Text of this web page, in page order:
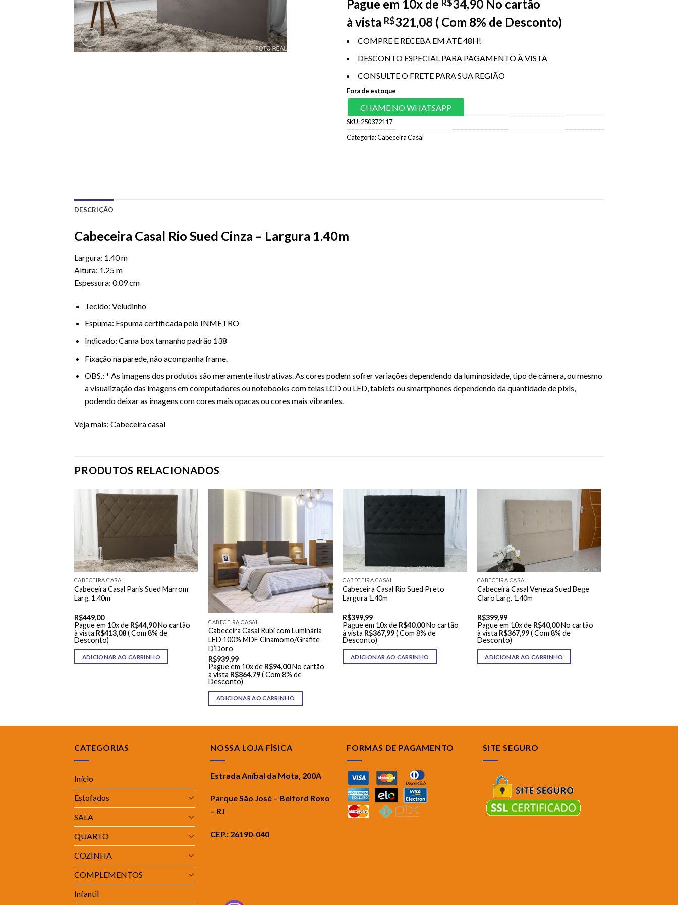
Pague em 10x de R$34,90 No cartão
à vista R$321,08 ( Com 8% de Desconto)
COMPRE E RECEBA EM ATÉ 48H!
DESCONTO ESPECIAL PARA PAGAMENTO À VISTA
CONSULTE O FRETE PARA SUA REGIÃO
Fora de estoque
CHAME NO WHATSAPP
SKU:250372117
Categoria:Cabeceira Casal
DESCRIÇÃO
Cabeceira Casal Rio Sued Cinza – Largura 1.40m
Largura: 1.40 m
Altura: 1.25 m
Espessura: 0.09 cm
Tecido: Veludinho
Espuma: Espuma certificada pelo INMETRO
Indicado: Camabox tamanho padrão 138
Fixação na parede, não acompanha frame.
OBS.: * As imagens dos produtos são meramente ilustrativas. As cores podem sofrer variações dependendo da luminosidade, tipo de câmera, ou mesmo
a visualização das imagens em computadores ou notebooks com telas LCD ou LED, tablets ou smartphones dependendo da quantidade de pixls,
podendo deixar as imagens com cores mais opacas ou cores mais vibrantes.
Veja mais: Cabeceira casal
PRODUTOS RELACIONADOS
CABECEIRA CASAL
Cabeceira Casal Paris Sued Marrom
Larg. 1.40m
R$449,00
Pague em 10x de R$44,90No cartão
à vista R$413,08( Com 8% de
Desconto)
ADICIONAR AO CARRINHO
CABECEIRA CASAL
Cabeceira Casal Rubi com Luminária
LED 100% MDF Cinamomo/Grafite
D’Doro
R$939,99
Pague em 10x de R$94,00No cartão
à vista R$864,79( Com 8% de
Desconto)
ADICIONAR AO CARRINHO
CABECEIRA CASAL
Cabeceira Casal Rio Sued Preto
Largura 1.40m
R$399,99
Pague em 10x de R$40,00No cartão
à vista R$367,99( Com 8% de
Desconto)
ADICIONAR AO CARRINHO
CABECEIRA CASAL
Cabeceira Casal Veneza Sued Bege
Claro Larg. 1.40m
R$399,99
Pague em 10x de R$40,00 No cartão
à vista R$367,99 ( Com 8% de
Desconto)
ADICIONAR AO CARRINHO
CATEGORIAS
Início
Estofados
SALA
QUARTO
COZINHA
COMPLEMENTOS
Infantil
NOSSA LOJA FÍSICA
Estrada Aníbal da Mota, 200A
Parque São José – Belford Roxo
– RJ
CEP.: 26190-040
FORMAS DE PAGAMENTO SITE SEGURO